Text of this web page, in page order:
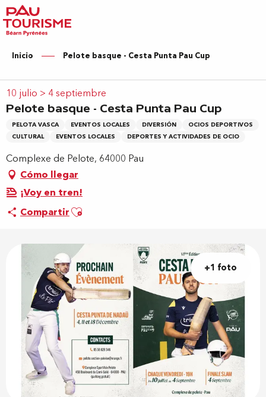
Aller
au
contenu
principal
Inicio Pelote basque - Cesta Punta Pau Cup
10 julio > 4 septiembre
Pelote basque - Cesta Punta Pau Cup
PELOTA VASCA EVENTOS LOCALES DIVERSIÓN
OCIOS DEPORTIVOS
CULTURAL
EVENTOS LOCALES DEPORTES Y ACTIVIDADES DE OCIO
Complexe de Pelote, 64000 Pau
Cómo llegar
¡Voy en tren!
CompartirAjouter aux favoris
+1 foto